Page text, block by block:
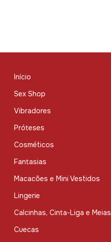
Início
Sex Shop
Vibradores
Próteses
Cosméticos
Fantasias
Macacões e Mini Vestidos
Lingerie
Calcinhas, Cinta-Liga e Meias
Cuecas